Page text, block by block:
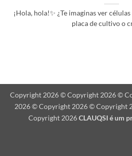
¡Hola, hola!✨ ¿Te imaginas ver
placa de cultivo o
Copyright 2026 © Copyright 2026 ©
2026 © Copyright 2026 © Copyright
Copyright 2026CLAUQSI é um